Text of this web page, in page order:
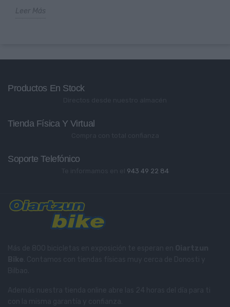
Leer Más
Productos En Stock
Tienda Física Y Virtual
Soporte Telefónico
943 49 22 84